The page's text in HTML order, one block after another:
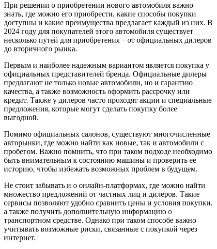
При решении о приобретении нового автомобиля важно
знать, где можно его приобрести, какие способы покупки
доступны и какие преимущества предлагает каждый из них. В
2024 году для покупателей этого автомобиля существует
несколько путей для приобретения – от официальных дилеров
до вторичного рынка.
Первым и наиболее надежным вариантом является покупка у
официальных представителей бренда. Официальные дилеры
предлагают не только новые автомобили, но и гарантию
качества, а также возможность оформить рассрочку или
кредит. Также у дилеров часто проходят акции и специальные
предложения, которые могут сделать покупку более
выгодной.
Помимо официальных салонов, существуют многочисленные
авторынки, где можно найти как новые, так и автомобили с
пробегом. Важно помнить, что при таком подходе необходимо
быть внимательным к состоянию машины и проверить ее
историю, чтобы избежать возможных проблем в будущем.
Не стоит забывать и о онлайн-платформах, где можно найти
множество предложений от частных лиц и дилеров. Такие
сервисы позволяют удобно сравнить цены и условия покупки,
а также получить дополнительную информацию о
транспортном средстве. Однако при таком способе важно
учитывать возможные риски, связанные с покупкой через
интернет.